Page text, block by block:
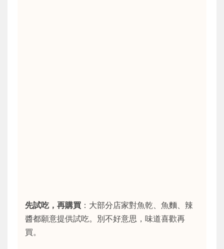
先試吃，再購買 ：大部分店家對魚乾、魚麵、辣
醬都願意提供試吃。別不好意思，味道喜歡再
買。